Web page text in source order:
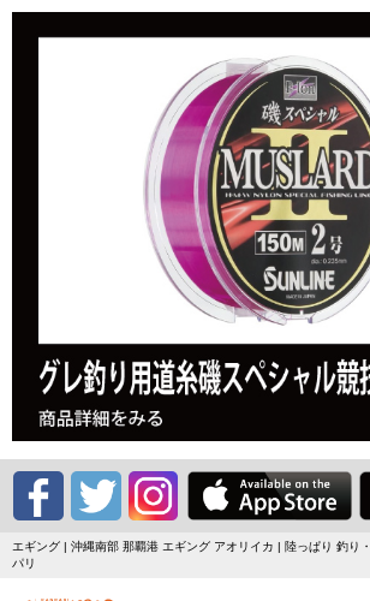
エギング | 沖縄南部 那覇港 エギング アオリイカ | 陸っぱり 釣り
パリ